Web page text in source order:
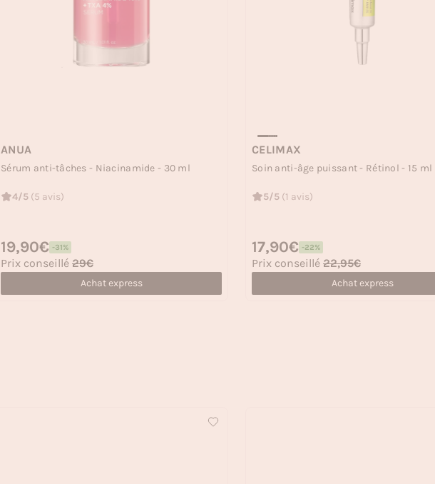
ANUA
Sérum anti-tâches - Niacinamide - 30 ml
4/5 (5 avis)
Prix soldé
19,90€ -31%
Prix habituel
Prix conseillé 29€
Achat express
CELIMAX
Soin anti-âge puissant - Rétinol - 15 ml
5/5 (1 avis)
Prix soldé
17,90€ -22%
Prix habituel
Prix conseillé 22,95€
Achat express